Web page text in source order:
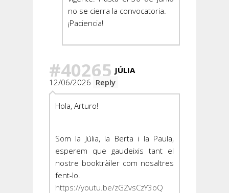
no se cierra la convocatoria.
¡Paciencia!
#40265 JÚLIA
12/06/2026 Reply
Hola, Arturo!
Som la Júlia, la Berta i la Paula,
esperem que gaudeixis tant el
nostre booktràiler com nosaltres
fent-lo.
https://youtu.be/zGZvsCzY3oQ